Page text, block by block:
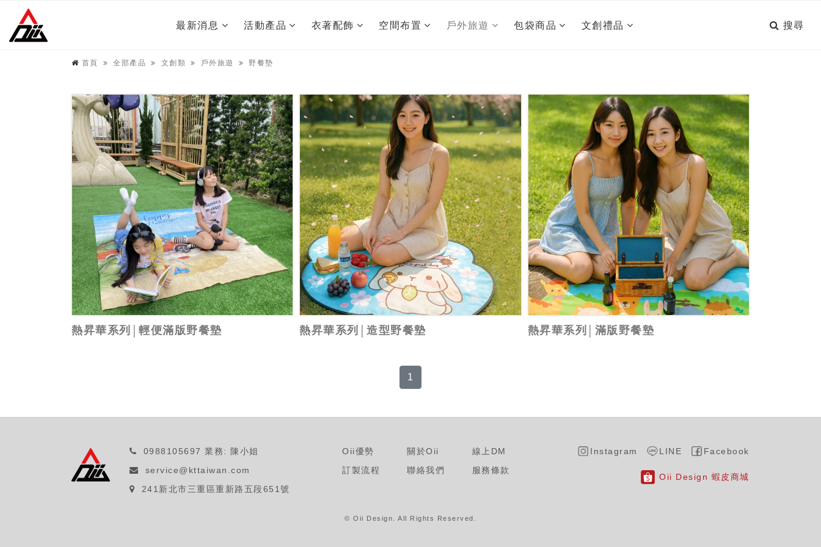
最新消息 活動產品 衣著配飾 空間布置 戶外旅遊 包袋商品 文創禮品 搜尋
首頁 全部產品 文創類 戶外旅遊 野餐墊
熱昇華系列│輕便滿版野餐墊 熱昇華系列│造型野餐墊 熱昇華系列│滿版野餐墊
1
0988105697 業務: 陳小姐
service@kttaiwan.com
241新北市三重區重新路五段651號
Oii優勢 關於Oii
線上DM
訂製流程
聯絡我們 服務條款
Instagram LINE Facebook
Oii Design 蝦皮商城
© Oii Design. All Rights Reserved